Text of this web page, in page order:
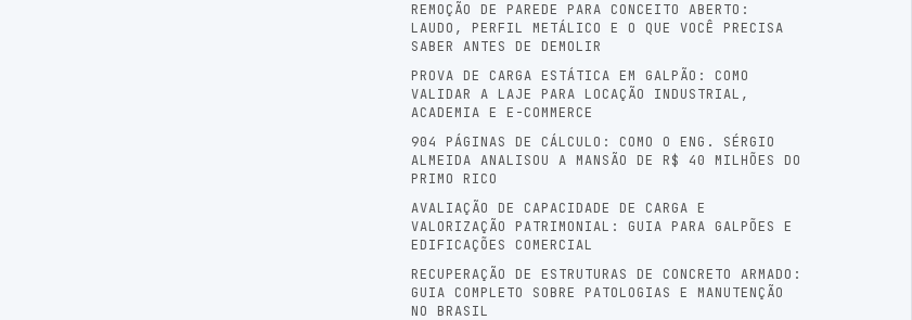
REMOÇÃO DE PAREDE PARA CONCEITO ABERTO:
LAUDO, PERFIL METÁLICO E O QUE VOCÊ PRECISA
SABER ANTES DE DEMOLIR
PROVA DE CARGA ESTÁTICA EM GALPÃO: COMO
VALIDAR A LAJE PARA LOCAÇÃO INDUSTRIAL,
ACADEMIA E E-COMMERCE
904 PÁGINAS DE CÁLCULO: COMO O ENG. SÉRGIO
ALMEIDA ANALISOU A MANSÃO DE R$ 40 MILHÕES DO
PRIMO RICO
AVALIAÇÃO DE CAPACIDADE DE CARGA E
VALORIZAÇÃO PATRIMONIAL: GUIA PARA GALPÕES E
EDIFICAÇÕES COMERCIAL
RECUPERAÇÃO DE ESTRUTURAS DE CONCRETO ARMADO:
GUIA COMPLETO SOBRE PATOLOGIAS E MANUTENÇÃO
NO BRASIL